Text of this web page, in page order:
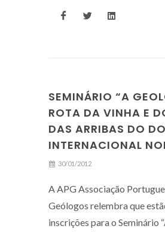
SEMINÁRIO “A
ROTA DA VINHA E
DAS ARRIBAS DO
INTERNACIONAL
30/01/2012
A APG Associação
Geólogos relembra que
inscrições para o Seminário